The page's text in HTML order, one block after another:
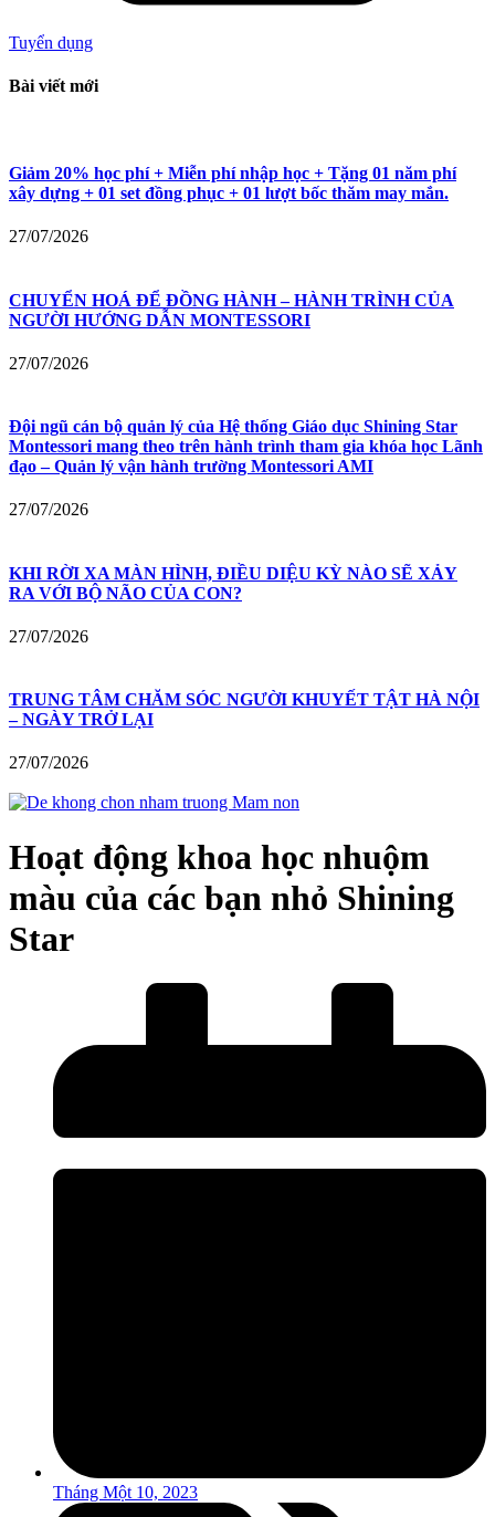
Tuyển dụng
Bài viết mới
Giảm 20% học phí + Miễn phí nhập học + Tặng 01 năm phí
xây dựng + 01 set đồng phục + 01 lượt bốc thăm may mắn.
27/07/2026
CHUYỂN HOÁ ĐỂ ĐỒNG HÀNH – HÀNH TRÌNH CỦA
NGƯỜI HƯỚNG DẪN MONTESSORI
27/07/2026
Đội ngũ cán bộ quản lý của Hệ thống Giáo dục Shining Star
Montessori mang theo trên hành trình tham gia khóa học Lãnh
đạo – Quản lý vận hành trường Montessori AMI
27/07/2026
KHI RỜI XA MÀN HÌNH, ĐIỀU DIỆU KỲ NÀO SẼ XẢY
RA VỚI BỘ NÃO CỦA CON?
27/07/2026
TRUNG TÂM CHĂM SÓC NGƯỜI KHUYẾT TẬT HÀ NỘI
– NGÀY TRỞ LẠI
27/07/2026
Hoạt động khoa học nhuộm
màu của các bạn nhỏ Shining
Star
Tháng Một 10, 2023